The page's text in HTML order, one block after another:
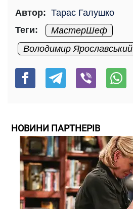
Автор: Тарас Галушко
Теги:
МастерШеф
Володимир Ярославський
НОВИНИ ПАРТНЕРІВ